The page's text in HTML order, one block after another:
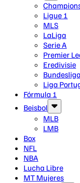
Ligue 1
MLS
LaLiga
Serie A
Premier
Eredivisie
Bundesliga
Liga
Fórmula 1
Beisbol
MLB
LMB
Box
NFL
NBA
Lucha Libre
MT Mujeres